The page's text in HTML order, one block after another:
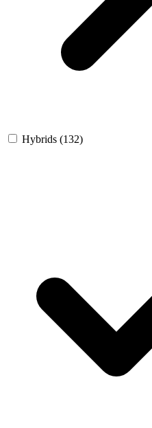
Hybrids (132)